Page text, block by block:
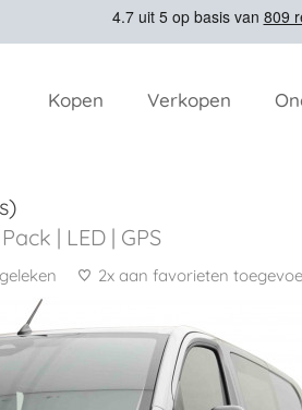
Kopen Verkopen
| LED | GPS
2x aan favorieten